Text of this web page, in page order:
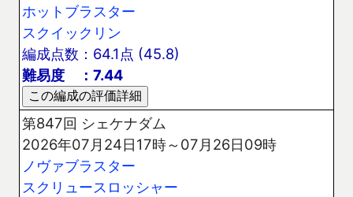
ホットブラスター
スクイックリン
編成点数：64.1点 (45.8)
難易度 ：7.44
第847回 シェケナダム
2026年07月24日17時～07月26日09時
ノヴァブラスター
スクリュースロッシャー